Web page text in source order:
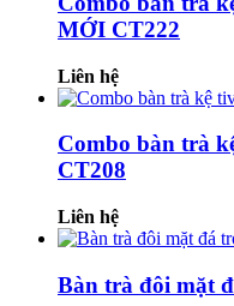
MỚI CT222
Liên hệ
Combo bàn trà
CT208
Liên hệ
Bàn trà đôi mặt